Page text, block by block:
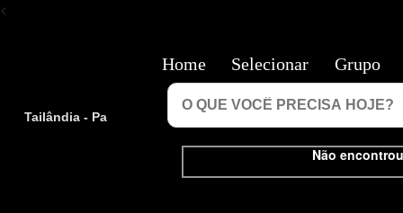
<
Tailândia - Pa
Não
Home Selecionar Grupo